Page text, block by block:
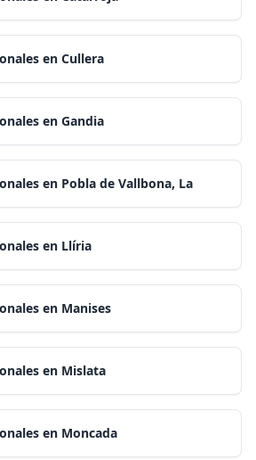
en Cullera
en Gandia
en Pobla de Vallbona, La
en Llíria
en Manises
en Mislata
en Moncada